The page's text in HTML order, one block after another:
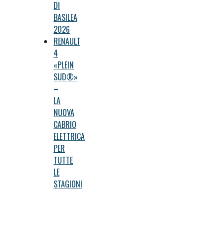
DI
BASILEA
2026
RENAULT
4
«PLEIN
SUD®»
–
LA
NUOVA
CABRIO
ELETTRICA
PER
TUTTE
LE
STAGIONI